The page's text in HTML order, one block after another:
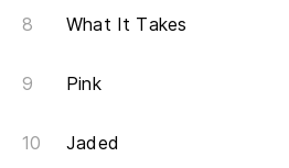
What It Takes
Pink
Jaded